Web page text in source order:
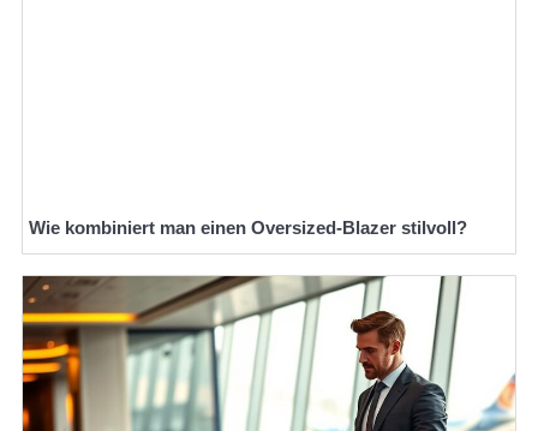
Wie kombiniert man einen Oversized-Blazer stilvoll?